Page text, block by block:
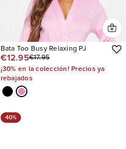
Bata Too Busy Relaxing PJ
€12.95€17.95
¡30% en la colección! Precios ya
rebajados
40%